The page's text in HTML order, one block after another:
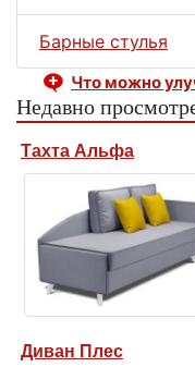
Барные стулья
Что можно
Недавно
Тахта Альфа
Диван Плес